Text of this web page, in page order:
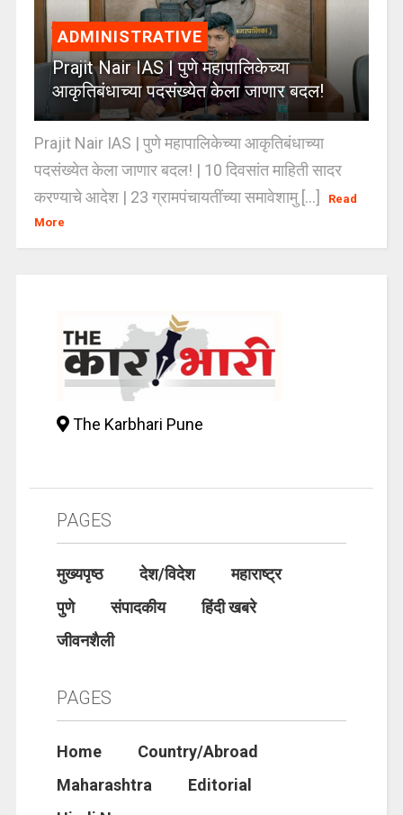
ADMINISTRATIVE
Prajit Nair IAS | पुणे महापालिकेच्या
आकृतिबंधाच्या पदसंख्येत केला जाणार बदल!
Prajit Nair IAS | पुणे महापालिकेच्या आकृतिबंधाच्या
पदसंख्येत केला जाणार बदल! | 10 दिवसांत माहिती सादर
करण्याचे आदेश | 23 ग्रामपंचायतींच्या समावेशामु [...]
Read
More
The Karbhari Pune
PAGES
मुख्यपृष्ठ देश/विदेश
महाराष्ट्र
पुणे
संपादकीय
हिंदी खबरे
जीवनशैली
PAGES
Home
Country/Abroad
Maharashtra
Editorial